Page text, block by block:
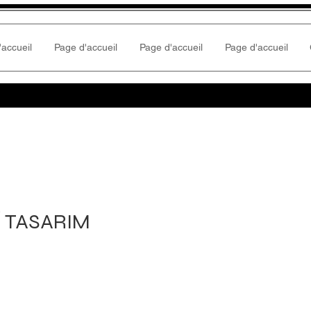
Page d'accueil Page d'accueil Page d'accueil